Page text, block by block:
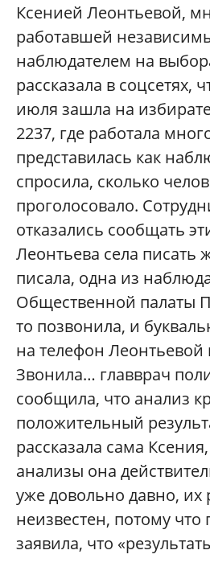
Ксенией Леонтьевой,
работавшей
наблюдателем на
рассказала в соцсетях,
июля зашла на
2237, где работала
представилась как
спросила, сколько
проголосовало.
отказались сообщать
Леонтьева села писать
писала, одна из
Общественной палаты
то позвонила, и
на телефон Леонтьевой
Звонила… главврач
сообщила, что анализ
положительный
рассказала сама
анализы она
уже довольно давно, их
неизвестен, потому что
заявила, что